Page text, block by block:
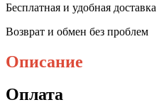
Бесплатная и удобная доставка
Возврат и обмен без проблем
Описание
Оплата